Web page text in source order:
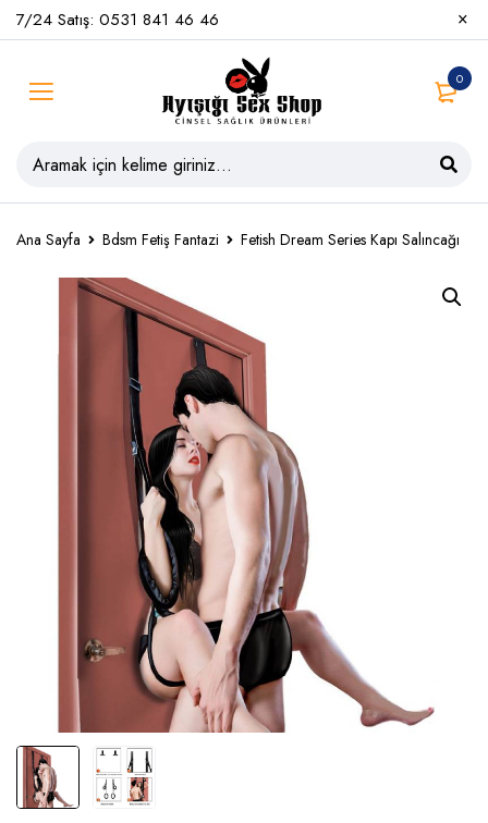
7/24 Satış: 0531 841 46 46
0
Ana Sayfa Bdsm Fetiş Fantazi Fetish Dream Series Kapı Salıncağı